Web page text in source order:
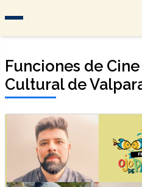
Funciones de
Cultural de